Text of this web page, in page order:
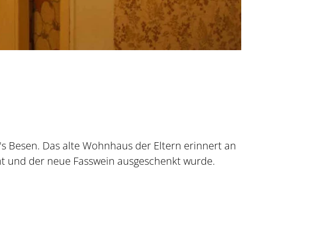
Besen. Das alte Wohnhaus der Eltern erinnert an
der neue Fasswein ausgeschenkt wurde.